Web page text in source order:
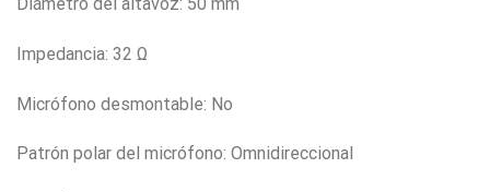
Impedancia: 32 Ω
Micrófono desmontable: No
Patrón polar del micrófono: Omnidireccional